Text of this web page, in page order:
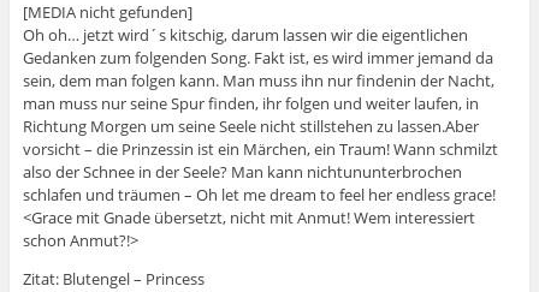
[MEDIA nicht gefunden]
Oh oh… jetzt wird´s kitschig, darum lassen wir die eigentlichen
Gedanken zum folgenden Song. Fakt ist, es wird immer jemand da
sein, dem man folgen kann. Man muss ihn nur findenin der Nacht,
man muss nur seine Spur finden, ihr folgen und weiter laufen, in
Richtung Morgen um seine Seele nicht stillstehen zu lassen.Aber
vorsicht – die Prinzessin ist ein Märchen, ein Traum! Wann schmilzt
also der Schnee in der Seele? Man kann nichtununterbrochen
schlafen und träumen – Oh let me dream to feel her endless grace!
<Grace mit Gnade übersetzt, nicht mit Anmut! Wem interessiert
schon Anmut?!>
Zitat: Blutengel – Princess